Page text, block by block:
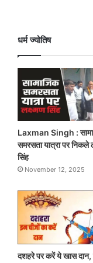
धर्म ज्योतिष
Laxman Singh :
समरसता यात्रा पर निकले
सिंह
November 12, 2025
दशहरे पर करें ये खास दान,